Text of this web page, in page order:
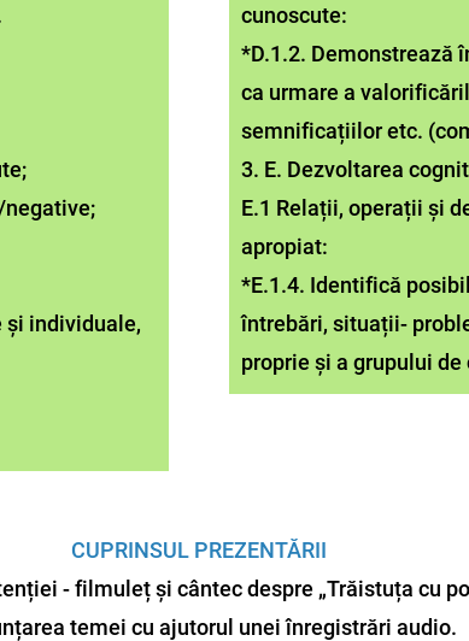
și individuale,
cunoscute:
*D.1.2. Demonstrează
ca urmare a
semnificațiilor etc.
3. E. Dezvoltarea
E.1 Relații, operații și
apropiat:
*E.1.4. Identifică
întrebări, situații-
proprie și a grupului de
CUPRINSUL PREZENTĂRII
- filmuleț și cântec despre „Trăistuța cu
temei cu ajutorul unei înregistrări audio.